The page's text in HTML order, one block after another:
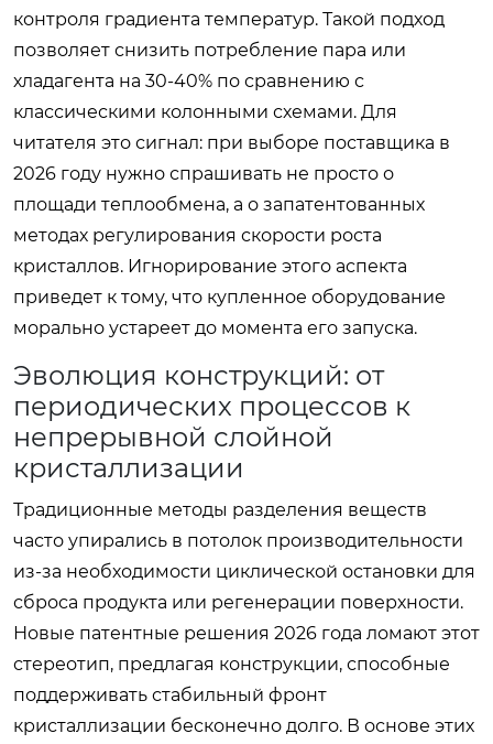
контроля градиента температур. Такой подход
позволяет снизить потребление пара или
хладагента на 30-40% по сравнению с
классическими колонными схемами. Для
читателя это сигнал: при выборе поставщика в
2026 году нужно спрашивать не просто о
площади теплообмена, а о запатентованных
методах регулирования скорости роста
кристаллов. Игнорирование этого аспекта
приведет к тому, что купленное оборудование
морально устареет до момента его запуска.
Эволюция конструкций: от
периодических процессов к
непрерывной слойной
кристаллизации
Традиционные методы разделения веществ
часто упирались в потолок производительности
из-за необходимости циклической остановки для
сброса продукта или регенерации поверхности.
Новые патентные решения 2026 года ломают этот
стереотип, предлагая конструкции, способные
поддерживать стабильный фронт
кристаллизации бесконечно долго. В основе этих